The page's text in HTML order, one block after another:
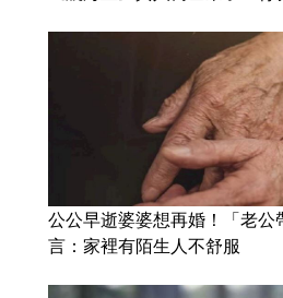
公公早逝婆婆想再婚！「老公
言：家裡有陌生人不舒服